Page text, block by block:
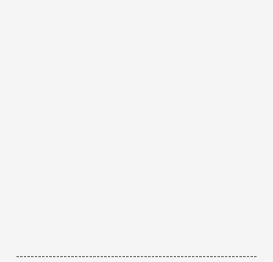
------------------------------------------------------------------